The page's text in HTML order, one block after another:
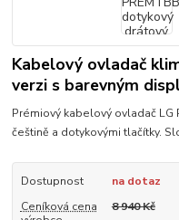
Kabelový ovladač
verzi s barevným
Prémiový kabelový ovladač LG
češtině a dotykovými tlačítky.
Dostupnost
na dotaz
Ceníková cena
8 940 Kč